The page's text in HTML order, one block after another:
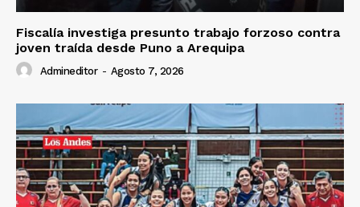
Fiscalía investiga presunto trabajo forzoso contra
joven traída desde Puno a Arequipa
Admineditor - Agosto 7, 2026